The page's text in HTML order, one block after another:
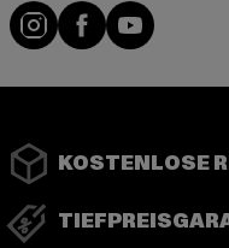
Instagram
FacebookYouTube
KOSTENLOSE